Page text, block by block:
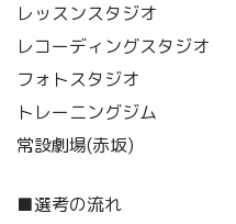
レッスンスタジオ
レコーディングスタジオ
フォトスタジオ
トレーニングジム
常設劇場(赤坂)
■選考の流れ